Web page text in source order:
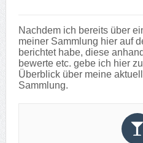
Nachdem ich bereits über
meiner Sammlung hier auf
berichtet habe, diese
bewerte etc. gebe ich hier
Überblick über meine
Sammlung.